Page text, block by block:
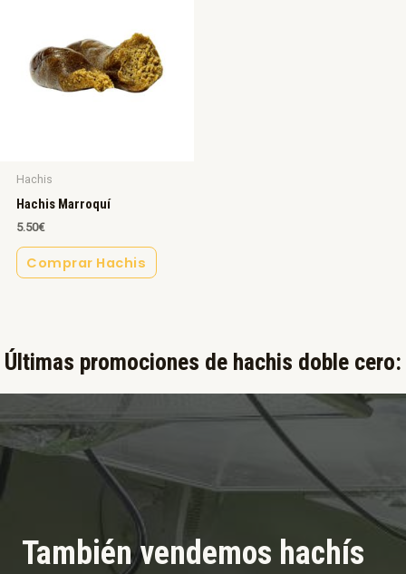
Hachis
Hachis Marroquí
5.50€
Comprar Hachis
Últimas promociones de hachis doble cero:​
También vendemos hachís